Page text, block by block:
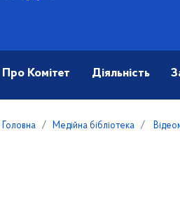
Про Комітет Діяльність
Головна Медійна бібліотека